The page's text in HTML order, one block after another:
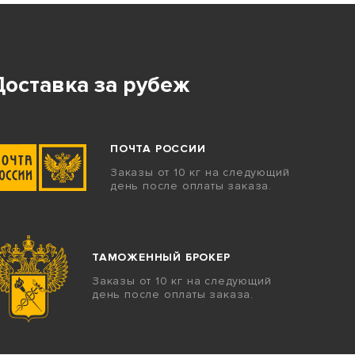
за рубеж
ПОЧТА РОССИИ
Заказы от 10 кг на следующий
день после оплаты заказа.
ТАМОЖЕННЫЙ БРОКЕР
Заказы от 10 кг на следующий
день после оплаты заказа.